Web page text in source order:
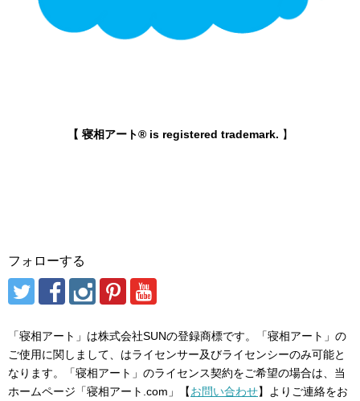
【 寝相アート® is registered trademark. 】
フォローする
「寝相アート」は株式会社SUNの登録商標です。「寝相アート」の
ご使用に関しまして、はライセンサー及びライセンシーのみ可能と
なります。「寝相アート」のライセンス契約をご希望の場合は、当
ホームページ「寝相アート.com」【お問い合わせ】よりご連絡をお